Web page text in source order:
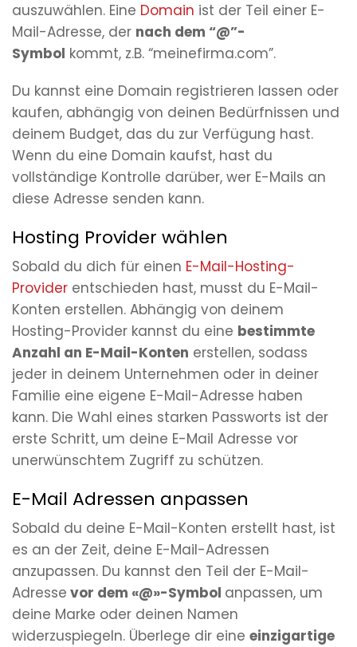
auszuwählen. Eine Domain ist der Teil einer E-
Mail-Adresse, der nach dem “@”-
Symbol kommt, z.B. “meinefirma.com”.
Du kannst eine Domain registrieren lassen oder
kaufen, abhängig von deinen Bedürfnissen und
deinem Budget, das du zur Verfügung hast.
Wenn du eine Domain kaufst, hast du
vollständige Kontrolle darüber, wer E-Mails an
diese Adresse senden kann.
Hosting Provider wählen
Sobald du dich für einen E-Mail-Hosting-
Provider entschieden hast, musst du E-Mail-
Konten erstellen. Abhängig von deinem
Hosting-Provider kannst du eine bestimmte
Anzahl an E-Mail-Konten erstellen, sodass
jeder in deinem Unternehmen oder in deiner
Familie eine eigene E-Mail-Adresse haben
kann. Die Wahl eines starken Passworts ist der
erste Schritt, um deine E-Mail Adresse vor
unerwünschtem Zugriff zu schützen.
E-Mail Adressen anpassen
Sobald du deine E-Mail-Konten erstellt hast, ist
es an der Zeit, deine E-Mail-Adressen
anzupassen. Du kannst den Teil der E-Mail-
Adresse vor dem «@»-Symbol anpassen, um
deine Marke oder deinen Namen
widerzuspiegeln. Überlege dir eine einzigartige